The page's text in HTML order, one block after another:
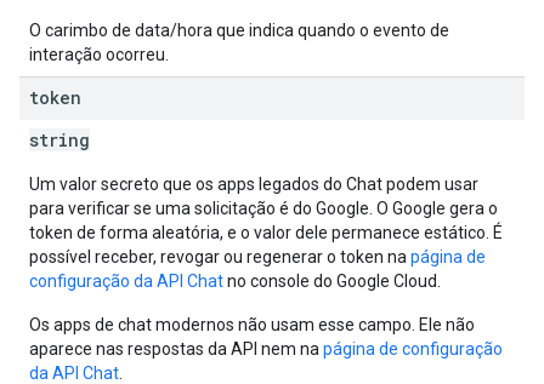
O carimbo de data/hora que indica quando o evento de
interação ocorreu.
token
string
Um valor secreto que os apps legados do Chat podem usar
para verificar se uma solicitação é do Google. O Google gera o
token de forma aleatória, e o valor dele permanece estático. É
possível receber, revogar ou regenerar o token na página de
configuração da API Chatno console do Google Cloud.
Os apps de chat modernos não usam esse campo. Ele não
aparece nas respostas da API nem na página de configuração
da API Chat